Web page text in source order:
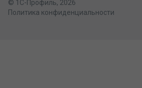
© 1С-Профиль, 2026
Политика конфиденциальности